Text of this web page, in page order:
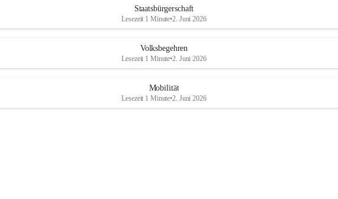
Staatsbürgerschaft
Lesezeit 1 Minute•2. Juni 2026
Volksbegehren
Lesezeit 1 Minute•2. Juni 2026
Mobilität
Lesezeit 1 Minute•2. Juni 2026